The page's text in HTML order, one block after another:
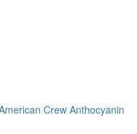
CrewAnthocyanin